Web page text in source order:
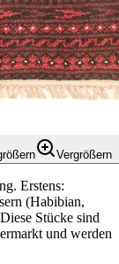
Vergrößern
Erstens:
(Habibian,
Stücke sind
und werden